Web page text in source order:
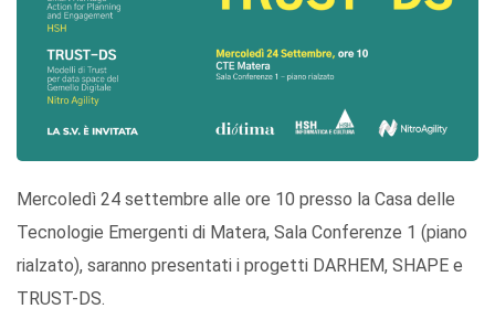
Mercoledì 24 settembre alle ore 10 presso la Casa delle
Tecnologie Emergenti di Matera, Sala Conferenze 1 (piano
rialzato), saranno presentati i progetti DARHEM, SHAPE e
TRUST-DS.